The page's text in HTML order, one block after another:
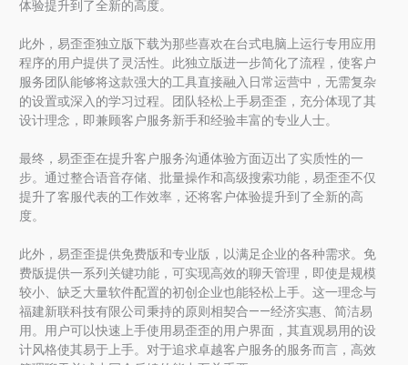
体验提升到了全新的高度。
此外，易歪歪独立版下载为那些喜欢在台式电脑上运行专用应用
程序的用户提供了灵活性。此独立版进一步简化了流程，使客户
服务团队能够将这款强大的工具直接融入日常运营中，无需复杂
的设置或深入的学习过程。团队轻松上手易歪歪，充分体现了其
设计理念，即兼顾客户服务新手和经验丰富的专业人士。
最终，易歪歪在提升客户服务沟通体验方面迈出了实质性的一
步。通过整合语音存储、批量操作和高级搜索功能，易歪歪不仅
提升了客服代表的工作效率，还将客户体验提升到了全新的高
度。
此外，易歪歪提供免费版和专业版，以满足企业的各种需求。免
费版提供一系列关键功能，可实现高效的聊天管理，即使是规模
较小、缺乏大量软件配置的初创企业也能轻松上手。这一理念与
福建新联科技有限公司秉持的原则相契合——经济实惠、简洁易
用。用户可以快速上手使用易歪歪的用户界面，其直观易用的设
计风格使其易于上手。对于追求卓越客户服务的服务而言，高效